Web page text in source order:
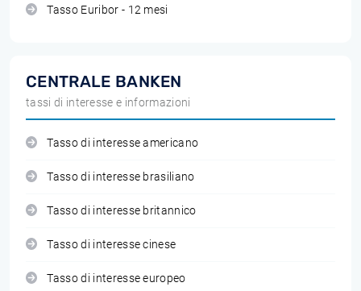
Tasso Euribor - 12 mesi
CENTRALE BANKEN
tassi di interesse e informazioni
Tasso di interesse americano
Tasso di interesse brasiliano
Tasso di interesse britannico
Tasso di interesse cinese
Tasso di interesse europeo